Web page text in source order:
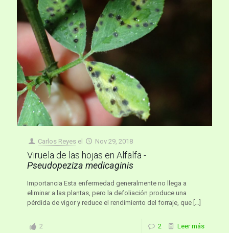
Carlos Reyes el Nov 29, 2018
Viruela de las hojas en Alfalfa -
Pseudopeziza medicaginis
Importancia Esta enfermedad generalmente no llega a
eliminar a las plantas, pero la defoliación produce una
pérdida de vigor y reduce el rendimiento del forraje, que […]
2 2 Leer más